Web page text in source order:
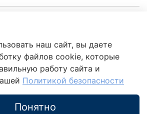
наш сайт, вы даете
файлов cookie, которые
работу сайта и
Политикой безопасности
Понятно
обработки